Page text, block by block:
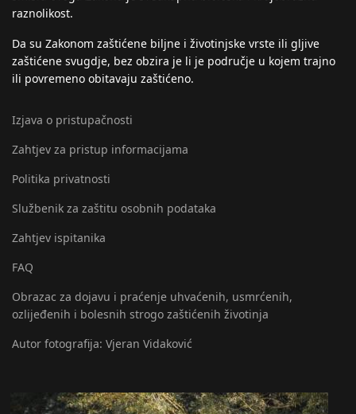
raznolikost.
Da su Zakonom zaštićene biljne i životinjske vrste ili gljive
zaštićene svugdje, bez obzira je li je područje u kojem trajno
ili povremeno obitavaju zaštićeno.
Izjava o pristupačnosti
Zahtjev za pristup informacijama
Politika privatnosti
Službenik za zaštitu osobnih podataka
Zahtjev ispitanika
FAQ
Obrazac za dojavu i praćenje uhvaćenih, usmrćenih,
ozlijeđenih i bolesnih strogo zaštićenih životinja
Autor fotografija: Vjeran Vidaković